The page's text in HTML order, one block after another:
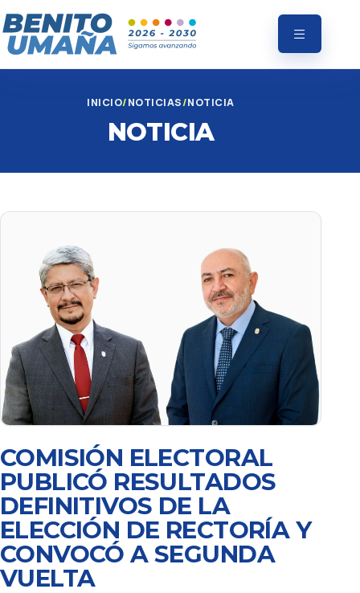
INICIO NOTICIAS NOTICIA
NOTICIA
COMISIÓN ELECTORAL
PUBLICÓ RESULTADOS
DEFINITIVOS DE LA
ELECCIÓN DE RECTORÍA Y
CONVOCÓ A SEGUNDA
VUELTA